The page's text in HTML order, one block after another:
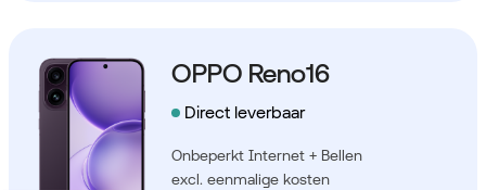
OPPO Reno16
Direct leverbaar
Onbeperkt Internet + Bellen
excl. eenmalige kosten